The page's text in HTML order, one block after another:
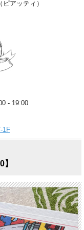
アッティ）
- 19:00
1F